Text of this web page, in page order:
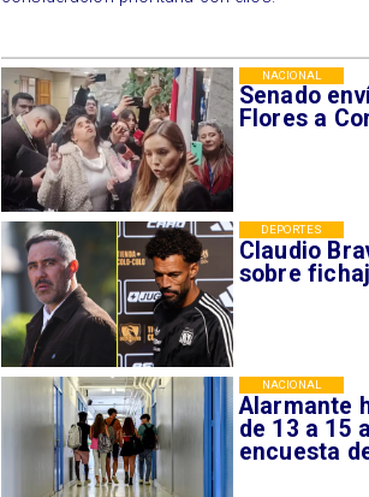
Senado
Flores a
NACIONAL
Claudio
sobre
DEPORTES
Alarmante
de 13 a 15
encuesta
NACIONAL